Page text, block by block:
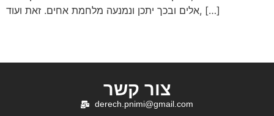
אלים ובכך יתכן ונמנעה מלחמת אחים. זאת ועוד, […]
צור קשר
derech.pnimi@gmail.com